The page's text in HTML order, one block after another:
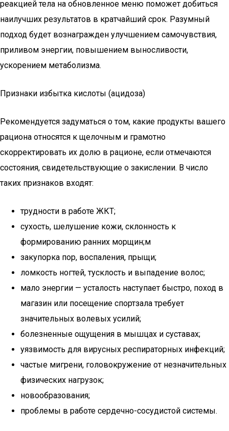
реакцией тела на обновленное меню поможет добиться
наилучших результатов в кратчайший срок. Разумный
подход будет вознагражден улучшением самочувствия,
приливом энергии, повышением выносливости,
ускорением метаболизма.
Признаки избытка кислоты (ацидоза)
Рекомендуется задуматься о том, какие продукты вашего
рациона относятся к щелочным и грамотно
скорректировать их долю в рационе, если отмечаются
состояния, свидетельствующие о закислении. В число
таких признаков входят:
трудности в работе ЖКТ;
сухость, шелушение кожи, склонность к
формированию ранних морщин;м
закупорка пор, воспаления, прыщи;
ломкость ногтей, тусклость и выпадение волос;
мало энергии — усталость наступает быстро, поход в
магазин или посещение спортзала требует
значительных волевых усилий;
болезненные ощущения в мышцах и суставах;
уязвимость для вирусных респираторных инфекций;
частые мигрени, головокружение от незначительных
физических нагрузок;
новообразования;
проблемы в работе сердечно-сосудистой системы.